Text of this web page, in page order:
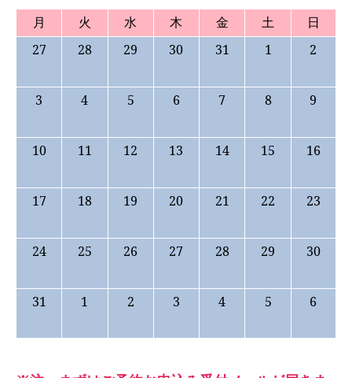
月 火 水 木 金 土
日
27
28 29 30 31 1 2
3 4 5 6 7 8 9
10 11 12 13 14 15 16
17 18 19 20 21 22 23
24 25 26 27 28 29 30
31 1 2 3 4 5 6